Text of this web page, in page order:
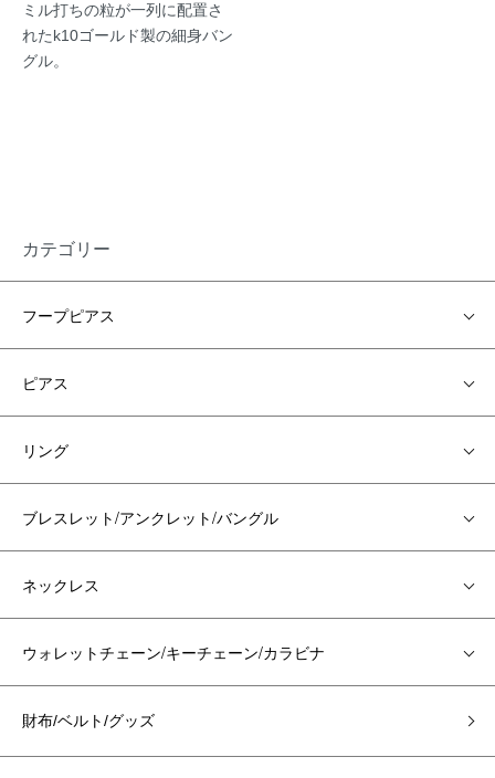
ミル打ちの粒が一列に配置さ
れたk10ゴールド製の細身バン
グル。
カテゴリー
フープピアス
ピアス
リング
ブレスレット/アンクレット/バングル
ネックレス
ウォレットチェーン/キーチェーン/カラビナ
財布/ベルト/グッズ